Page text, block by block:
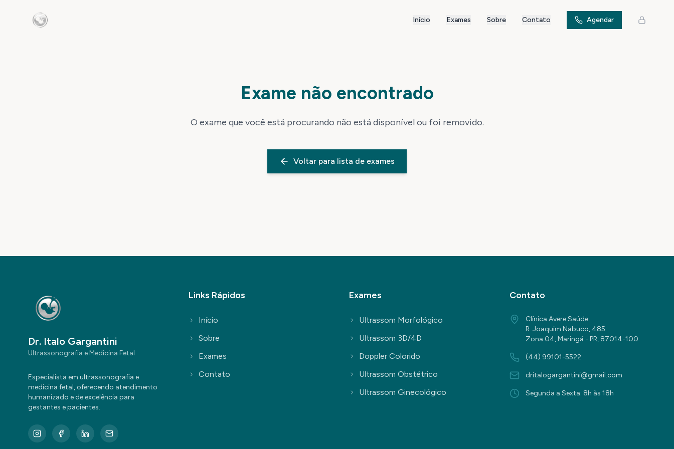
Início Exames Sobre Contato Agendar
Exame não encontrado
O exame que você está procurando não está disponível ou foi removido.
Voltar para lista de exames
Dr. Italo Gargantini
Ultrassonografia e Medicina Fetal
Especialista em ultrassonografia e
medicina fetal, oferecendo atendimento
humanizado e de excelência para
gestantes e pacientes.
Links Rápidos
Início
Sobre
Exames
Contato
Exames
Ultrassom Morfológico
Ultrassom 3D/4D
Doppler Colorido
Ultrassom Obstétrico
Ultrassom Ginecológico
Contato
Clínica Avere Saúde
R. Joaquim Nabuco, 485
Zona 04, Maringá - PR, 87014-100
(44) 99101-5522
dritalogargantini@gmail.com
Segunda a Sexta: 8h às 18h